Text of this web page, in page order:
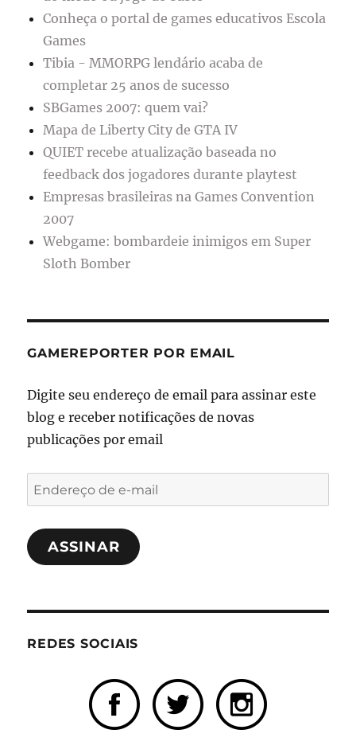
Conheça o portal de games educativos Escola
Games
Tibia - MMORPG lendário acaba de
completar 25 anos de sucesso
SBGames 2007: quem vai?
Mapa de Liberty City de GTA IV
QUIET recebe atualização baseada no
feedback dos jogadores durante playtest
Empresas brasileiras na Games Convention
2007
Webgame: bombardeie inimigos em Super
Sloth Bomber
GAMEREPORTER POR EMAIL
Digite seu endereço de email para assinar este
blog e receber notificações de novas
publicações por email
Endereço
de
e-
mailASSINAR
REDES SOCIAIS